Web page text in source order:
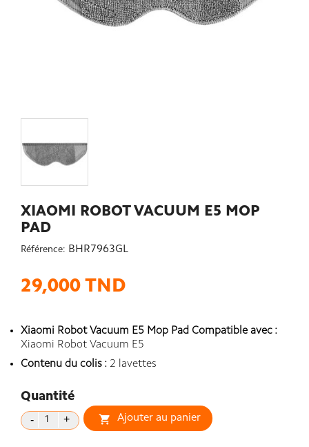
XIAOMI ROBOT VACUUM E5 MOP
PAD
Référence: BHR7963GL
29,000 TND
Xiaomi Robot Vacuum E5 Mop Pad Compatible avec :
Xiaomi Robot Vacuum E5
Contenu du colis : 2 lavettes
Quantité
 Ajouter au panier